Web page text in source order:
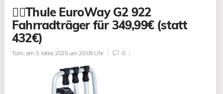
🚴‍♀️Thule EuroWay G2 922
Fahrradträger für 349,99€ (statt
432€)
Tom, am 3. März 2025 um 20:05 Uhr 0